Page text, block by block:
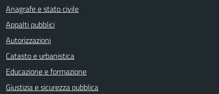
Anagrafe e stato civile
Appalti pubblici
Autorizzazioni
Catasto e urbanistica
Educazione e formazione
Giustizia e sicurezza pubblica